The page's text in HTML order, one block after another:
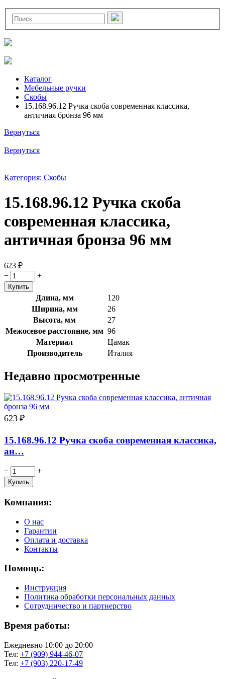
Каталог
Мебельные ручки
Скобы
15.168.96.12 Ручка скоба современная классика,
античная бронза 96 мм
Вернуться
Вернуться
Категория: Скобы
15.168.96.12 Ручка скоба
современная классика,
античная бронза 96 мм
623 ₽
−
+
Длина, мм
120
Ширина, мм
26
Высота, мм
27
Межосевое расстояние, мм 96
Материал
Цамак
Производитель
Италия
Недавно просмотренные
623 ₽
15.168.96.12 Ручка скоба современная классика,
ан…
− +
Компания:
О нас
Гарантии
Оплата и доставка
Контакты
Помощь:
Инструкция
Политика обработки персональных данных
Сотрудничество и партнерство
Время работы:
Ежедневно 10:00 до 20:00
Тел: +7 (909) 944-46-07
Тел: +7 (903) 220-17-49